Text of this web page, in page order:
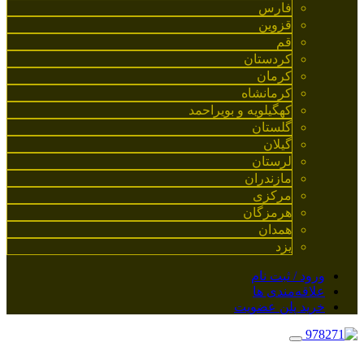
فارس
قزوین
قم
کردستان
کرمان
کرمانشاه
کهگیلویه و بویراحمد
گلستان
گیلان
لرستان
مازندران
مرکزی
هرمزگان
همدان
یزد
ورود / ثبت نام
علاقه‌مندی ها
خرید پلن عضویت